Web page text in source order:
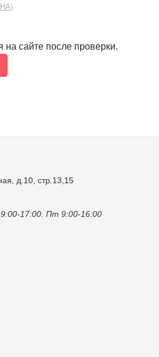
на сайте после проверки.
д.10, стр.13,15
17:00. Пт 9:00-16:00